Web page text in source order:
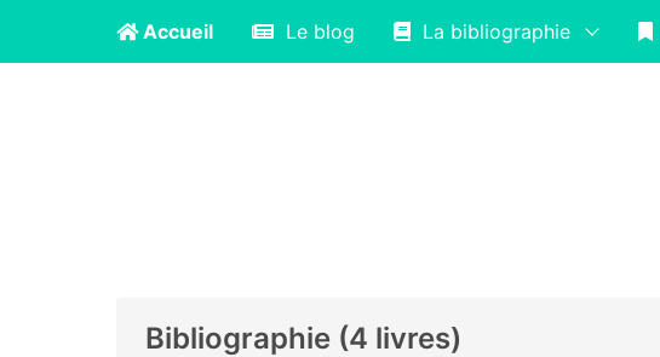
Accueil Le blog La bibliographie
Bibliographie (4 livres)